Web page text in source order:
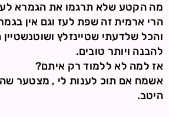
מה הקטע שלא תרגמו את הגמרא
הרי ארמית זה שפת לעז וגם אין
והכל שלדעתי שטיינזלץ
להבנה ויותר טובים.
אז למה לא ללמוד רק איתם?
אשמח אם תוכ לענות לי , מצטער
היטב.